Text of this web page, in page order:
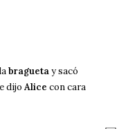
braguetay sacó
dijoAlice con cara